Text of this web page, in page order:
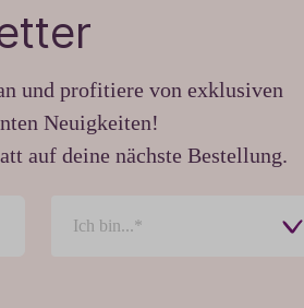
und profitiere von exklusiven
Neuigkeiten!
auf deine nächste Bestellung.